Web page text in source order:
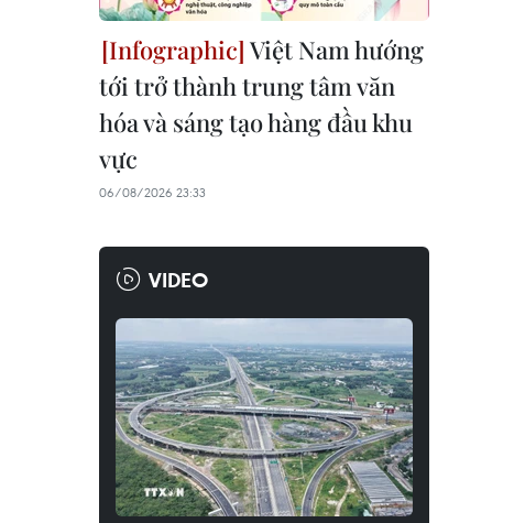
Việt Nam hướng
tới trở thành trung tâm văn
hóa và sáng tạo hàng đầu khu
vực
06/08/2026 23:33
VIDEO